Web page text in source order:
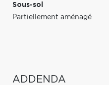
Sous-sol
Partiellement aménagé
ADDENDA